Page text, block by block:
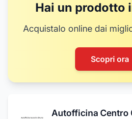
Hai un prodotto
Acquistalo online dai
Scopri ora